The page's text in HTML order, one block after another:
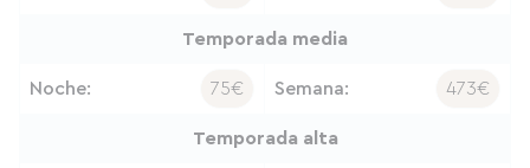
Temporada media
Noche: 75€ Semana: 473€
Temporada alta